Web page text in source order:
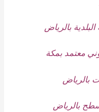
بالرياض
معتمد بمكة
بالرياض
بالرياض